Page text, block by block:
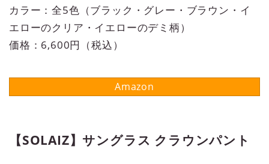
カラー：全5色（ブラック・グレー・ブラウン・イ
エローのクリア・イエローのデミ柄）
価格：6,600円（税込）
【SOLAIZ】サングラス クラウンパント